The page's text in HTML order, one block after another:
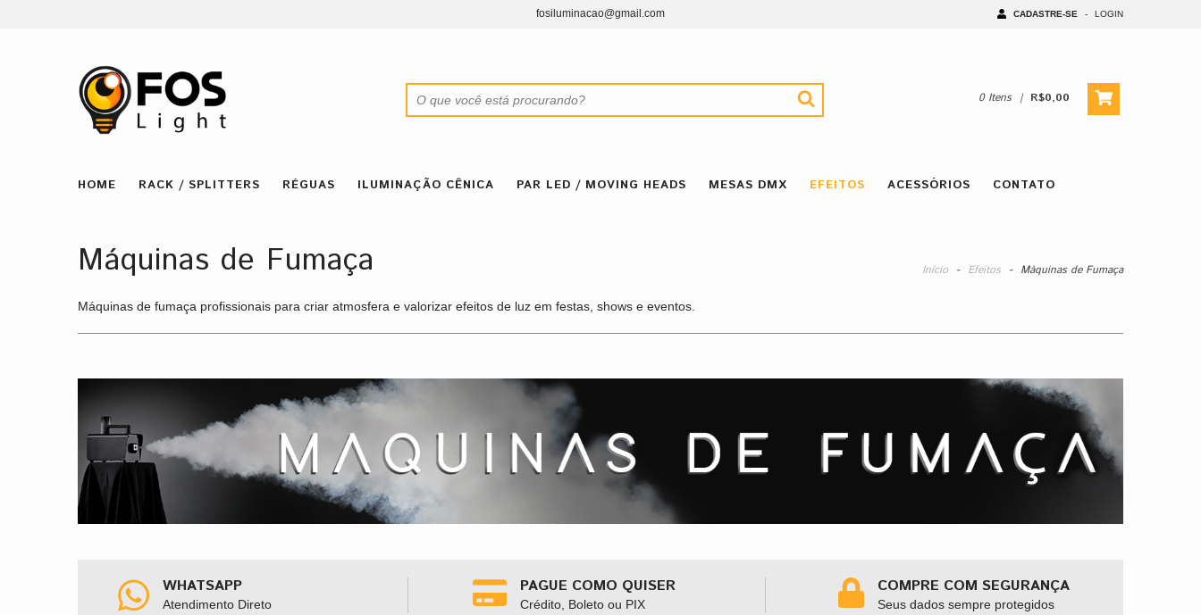
fosiluminacao@gmail.com CADASTRE-SE - LOGIN
0 Itens | R$0,00
HOME RACK / SPLITTERS RÉGUAS ILUMINAÇÃO CÊNICA PAR LED / MOVING HEADS MESAS DMX EFEITOS ACESSÓRIOS CONTATO
Máquinas de Fumaça
Máquinas de fumaça profissionais para criar atmosfera e valorizar efeitos de luz em festas, shows e eventos.
Início - Efeitos - Máquinas de Fumaça
WHATSAPP
Atendimento Direto
PAGUE COMO QUISER
Crédito, Boleto ou PIX
COMPRE COM SEGURANÇA
Seus dados sempre protegidos